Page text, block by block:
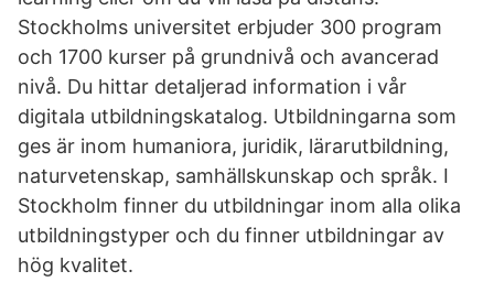
Stockholms universitet erbjuder 300 program
och 1700 kurser på grundnivå och avancerad
nivå. Du hittar detaljerad information i vår
digitala utbildningskatalog. Utbildningarna som
ges är inom humaniora, juridik, lärarutbildning,
naturvetenskap, samhällskunskap och språk. I
Stockholm finner du utbildningar inom alla olika
utbildningstyper och du finner utbildningar av
hög kvalitet.